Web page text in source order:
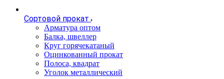
Сортовой прокат
Арматура оптом
Балка, швеллер
Круг горячекатаный
Оцинкованный прокат
Полоса, квадрат
Уголок металлический